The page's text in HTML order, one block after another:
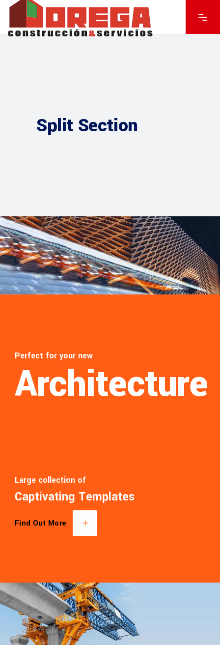
Split Section
Perfect for your new
Architecture
Large collection of
Captivating Templates
Find Out More